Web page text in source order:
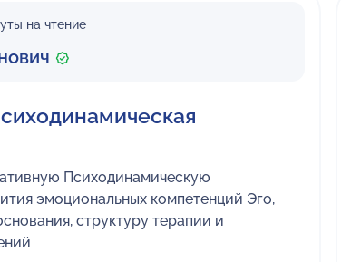
на чтение
Психодинамическую
эмоциональных компетенций Эго,
структуру терапии и